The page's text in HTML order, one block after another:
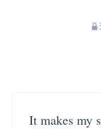
It makes my